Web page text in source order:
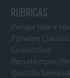
RUBRICAS
Porque hoje é
Pplware
Consultório
Passatempos/
Questão Semanal